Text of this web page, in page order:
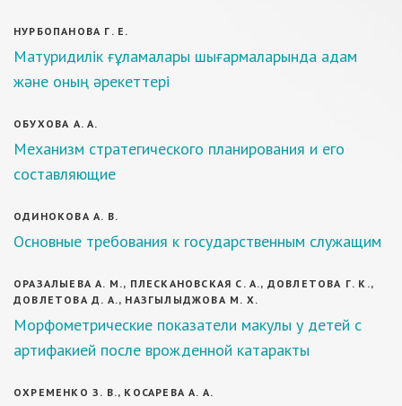
НУРБОПАНОВА Г. Е.
Матуридилік ғұламалары шығармаларында адам
және оның әрекеттері
ОБУХОВА А. А.
Механизм стратегического планирования и его
составляющие
ОДИНОКОВА А. В.
Основные требования к государственным служащим
ОРАЗАЛЫЕВА А. М., ПЛЕСКАНОВСКАЯ С. А., ДОВЛЕТОВА Г. К.,
ДОВЛЕТОВА Д. А., НАЗГЫЛЫДЖОВА М. Х.
Морфометрические показатели макулы у детей с
артифакией после врожденной катаракты
ОХРЕМЕНКО З. В., КОСАРЕВА А. А.